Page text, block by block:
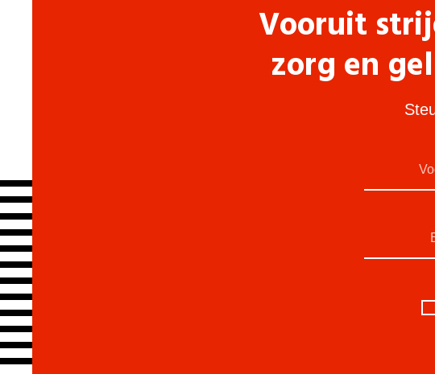
Vooruit
zorg en